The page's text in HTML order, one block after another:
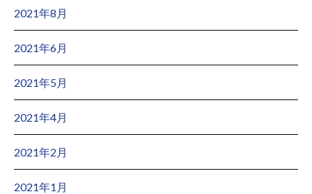
2021年8月
2021年6月
2021年5月
2021年4月
2021年2月
2021年1月